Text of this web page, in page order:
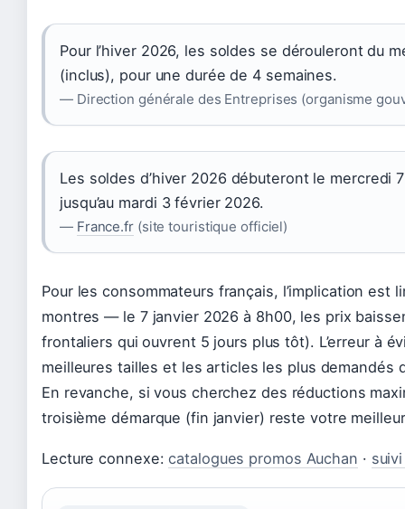
Pour l’hiver 2026, les soldes se dérouleront du
(inclus), pour une durée de 4 semaines.
— Direction générale des Entreprises (organisme
Les soldes d’hiver 2026 débuteront le
jusqu’au mardi 3 février 2026.
— France.fr(site touristique officiel)
Pour les consommateurs français, l’implication est
montres — le 7 janvier 2026 à 8h00, les prix
frontaliers qui ouvrent 5 jours plus tôt). L’erreur à
meilleures tailles et les articles les plus demandés
En revanche, si vous cherchez des réductions
troisième démarque (fin janvier) reste votre
Lecture connexe:catalogues promos Auchan ·